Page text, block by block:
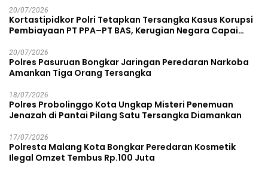
20/07/2026
Kortastipidkor Polri Tetapkan Tersangka Kasus Korupsi
Pembiayaan PT PPA–PT BAS, Kerugian Negara Capai
20/07/2026
Polres Pasuruan Bongkar Jaringan Peredaran Narkoba
Amankan Tiga Orang Tersangka
18/07/2026
Polres Probolinggo Kota Ungkap Misteri Penemuan
Jenazah di Pantai Pilang Satu Tersangka Diamankan
17/07/2026
Polresta Malang Kota Bongkar Peredaran Kosmetik
Ilegal Omzet Tembus Rp.100 Juta